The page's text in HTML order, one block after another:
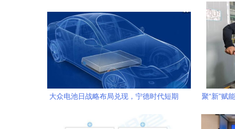
大众电池日战略布局兑现，宁德时代短期
聚“新”赋